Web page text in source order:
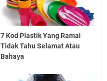
7 Kod Plastik Yang Ramai
Tidak Tahu Selamat Atau
Bahaya